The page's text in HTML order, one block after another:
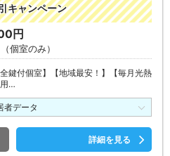
キャンペーン
円
個室のみ）
鍵付個室】【地域最安！】【毎月光熱
…
者データ
詳細を見る